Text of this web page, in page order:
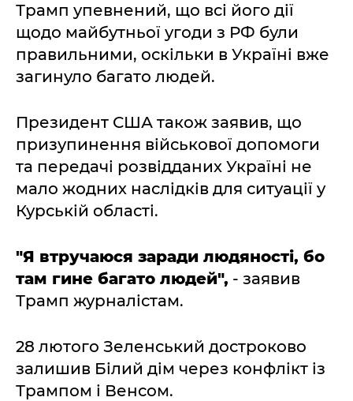
Трамп упевнений, що всі його дії
щодо майбутньої угоди з РФ були
правильними, оскільки в Україні вже
загинуло багато людей.
Президент США також заявив, що
призупинення військової допомоги
та передачі розвідданих Україні не
мало жодних наслідків для ситуації у
Курській області.
"Я втручаюся заради людяності, бо
там гине багато людей", - заявив
Трамп журналістам.
28 лютого Зеленський достроково
залишив Білий дім через конфлікт із
Трампом і Венсом.